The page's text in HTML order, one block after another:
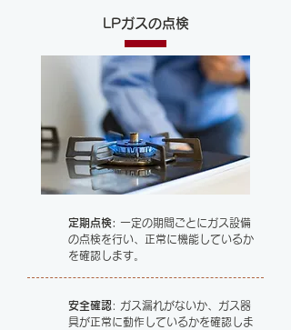
LPガスの点検
定期点検: 一定の期間ごとにガス設備
の点検を行い、正常に機能しているか
を確認します。
安全確認: ガス漏れがないか、ガス器
具が正常に動作しているかを確認しま